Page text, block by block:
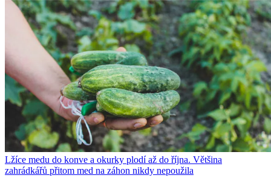
Lžíce medu do konve a okurky plodí až do října. Většina
zahrádkářů přitom med na záhon nikdy nepoužila